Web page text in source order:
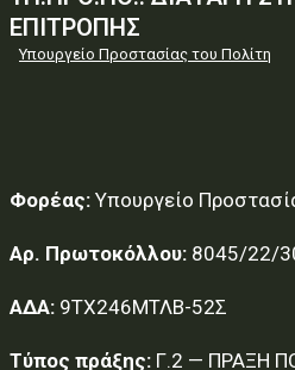
ΕΠΙΤΡΟΠΗΣ
Υπουργείο Προστασίας του Πολίτη
Φορέας: Υπουργείο
Αρ. Πρωτοκόλλου: 8045/22/
ΑΔΑ: 9ΤΧ246ΜΤΛΒ-52Σ
Τύπος πράξης: Γ.2 — ΠΡΑΞΗ